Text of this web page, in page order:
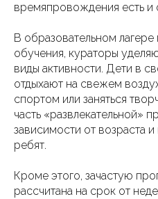
времяпровождения есть и
В образовательном
обучения, кураторы
виды активности. Дети в
отдыхают на свежем
спортом или заняться
часть «развлекательной»
зависимости от возраста
ребят.
Кроме этого, зачастую
рассчитана на срок от